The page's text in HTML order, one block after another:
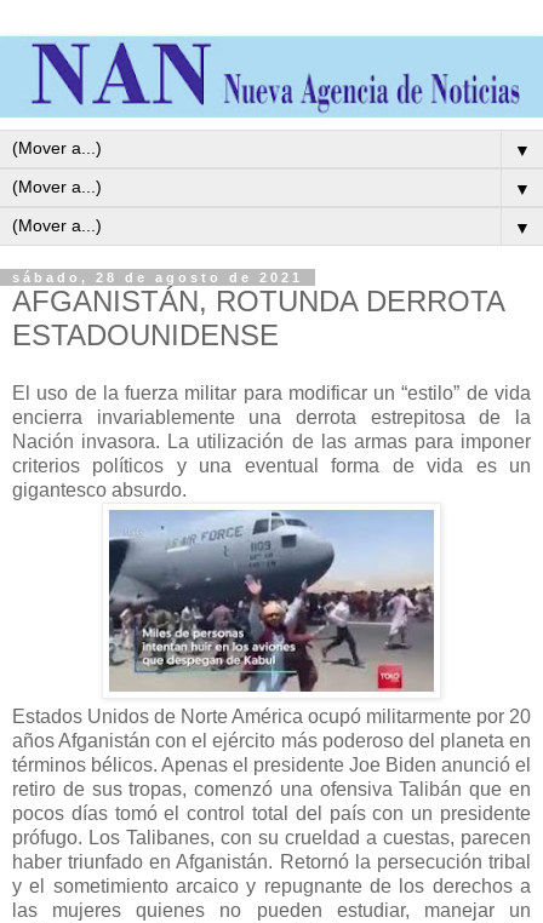
▼
▼
▼
sábado, 28 de agosto de 2021
AFGANISTÁN, ROTUNDA DERROTA
ESTADOUNIDENSE
El uso de la fuerza militar para modificar un “estilo” de vida
encierra invariablemente una derrota estrepitosa de la
Nación invasora. La utilización de las armas para imponer
criterios políticos y una eventual forma de vida es un
gigantesco absurdo.
Estados Unidos de Norte América ocupó militarmente por 20
años Afganistán con el ejército más poderoso del planeta en
términos bélicos. Apenas el presidente Joe Biden anunció el
retiro de sus tropas, comenzó una ofensiva Talibán que en
pocos días tomó el control total del país con un presidente
prófugo. Los Talibanes, con su crueldad a cuestas, parecen
haber triunfado en Afganistán. Retornó la persecución tribal
y el sometimiento arcaico y repugnante de los derechos a
las mujeres quienes no pueden estudiar, manejar un